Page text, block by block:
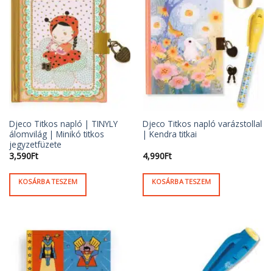
Djeco Titkos napló | TINYLY
álomvilág | Minikó titkos
jegyzetfüzete
3,590Ft
KOSÁRBA TESZEM
Djeco Titkos napló varázstollal
| Kendra titkai
4,990Ft
KOSÁRBA TESZEM